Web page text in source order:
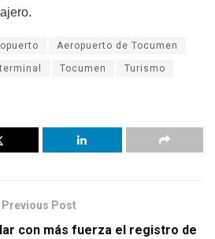
Aeropuerto de Tocumen
terminal Tocumen Turismo
Previous Post
con más fuerza el registro de